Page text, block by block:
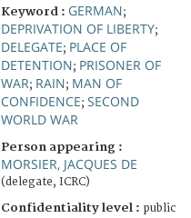
Keyword : GERMAN;
DEPRIVATION OF LIBERTY;
DELEGATE; PLACE OF
DETENTION; PRISONER OF
WAR; RAIN; MAN OF
CONFIDENCE; SECOND
WORLD WAR
Person appearing :
MORSIER, JACQUES DE
(delegate, ICRC)
Confidentiality level : public